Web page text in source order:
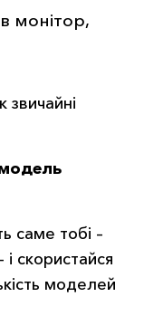
монітор,
звичайні
саме тобі –
скористайся
моделей